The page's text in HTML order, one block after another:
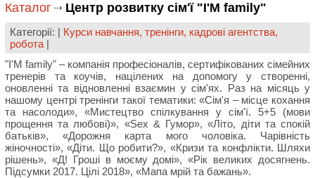
Каталог Центр розвитку сім'ї "I'M family"
Категорії: | Курси навчання, тренінги, кадрові агентства,
робота |
"I'M family" – компанія професіоналів, сертифікованих сімейних
тренерів та коучів, націлених на допомогу у створенні,
оновленні та відновленні взаємин у сім'ях. Раз на місяць у
нашому центрі тренінги такої тематики: «Сім'я – місце кохання
та насолоди», «Мистецтво спілкування у сім'ї. 5+5 (мови
прощення та любові)», «Sex & Гумор», «Літо, діти та спокій
батьків», «Дорожня карта мого чоловіка. Чарівність
жіночності», «Діти. Що робити?», «Кризи та конфлікти. Шляхи
рішень», «Д! Гроші в моєму домі», «Рік великих досягнень.
Підсумки 2017. Цілі 2018», «Мапа мрій та бажань».